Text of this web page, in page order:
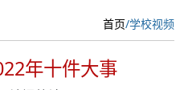
首页/学校视频
年十件大事